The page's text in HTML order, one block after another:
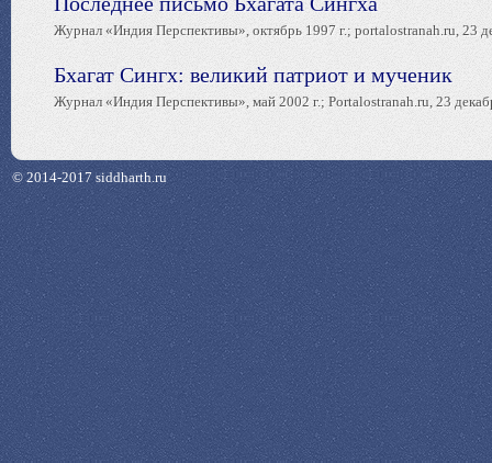
Журнал «Индия Перспективы», октябрь 1997 г.; portalostranah.ru, 23
Бхагат Сингх: великий патриот и мученик
Журнал «Индия Перспективы», май 2002 г.; Portalostranah.ru, 23
© 2014-2017 siddharth.ru